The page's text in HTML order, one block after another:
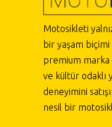
Motosikleti
bir yaşam
premium
ve kültür odaklı
deneyimini
nesil bir